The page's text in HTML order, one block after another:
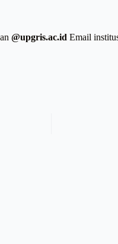
@upgris.ac.id Email